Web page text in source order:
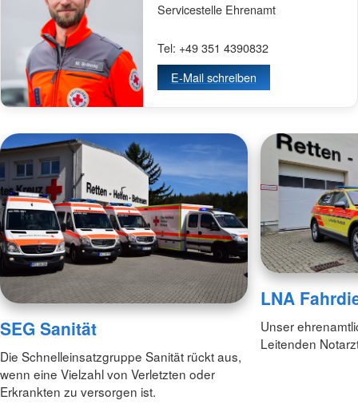
Servicestelle Ehrenamt
Tel: +49 351 4390832
E-Mail schreiben
SEG Sanität
Die Schnelleinsatzgruppe Sanität rückt aus,
wenn eine Vielzahl von Verletzten oder
Erkrankten zu versorgen ist.
LNA
Unser
Leitenden